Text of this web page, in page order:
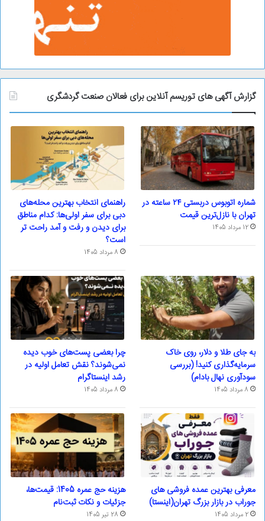
گزارش آگهی های توریسم آنلاین برای فعالان صنعت گردشگری
شماره اتوبوس دربستی ۲۴ ساعته در
تهران با نازل‌ترین قیمت
12 مرداد 1405
راهنمای انتخاب بهترین محله‌های
دبی برای سفر اولی‌ها: کدام مناطق
برای دیدن و رفت و آمد راحت تر
است؟
8 مرداد 1405
به جای طلا و دلار، روی خاک
سرمایه‌گذاری کنید! (بررسی
سودآوری نهال بادام)
8 مرداد 1405
چرا بعضی پست‌های خوب دیده
نمی‌شوند؟ نقش تعامل اولیه در
رشد اینستاگرام
8 مرداد 1405
معرفی بهترین عمده فروشی های
جوراب در بازار بزرگ تهران(اینستا)
2 مرداد 1405
هزینه حج عمره 1405: قیمت‌ها،
جزئیات و نکات ثبت‌نام
28 تیر 1405